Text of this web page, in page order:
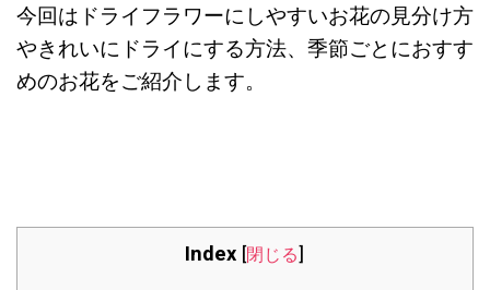
今回はドライフラワーにしやすいお花の見分け方
やきれいにドライにする方法、季節ごとにおすす
めのお花をご紹介します。
Index [閉じる]